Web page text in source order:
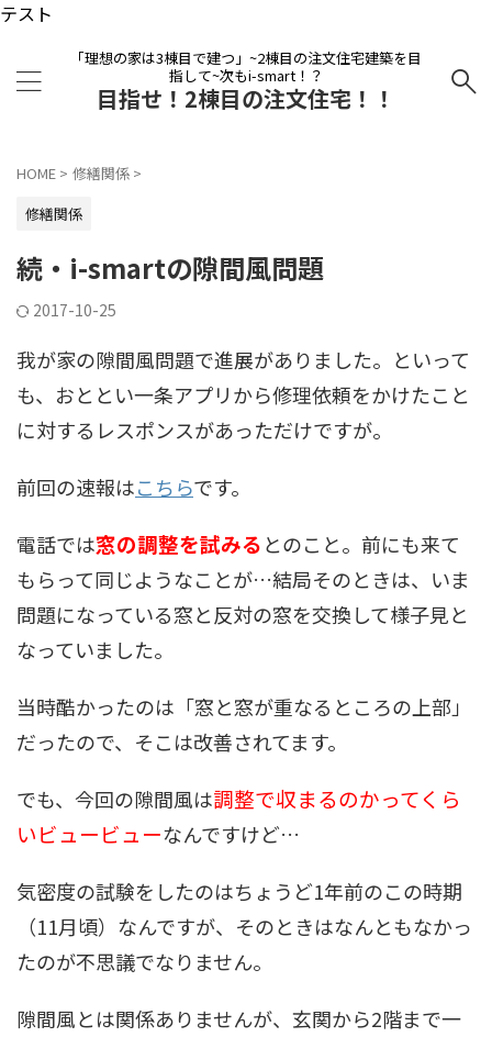
テスト
「理想の家は3棟目で建つ」~2棟目の注文住宅建築を目
指して~次もi-smart！？
目指せ！2棟目の注文住宅！！
HOME > 修繕関係 >
修繕関係
続・i-smartの隙間風問題
2017-10-25
我が家の隙間風問題で進展がありました。といって
も、おととい一条アプリから修理依頼をかけたこと
に対するレスポンスがあっただけですが。
前回の速報はこちらです。
電話では窓の調整を試みるとのこと。前にも来て
もらって同じようなことが…結局そのときは、いま
問題になっている窓と反対の窓を交換して様子見と
なっていました。
当時酷かったのは「窓と窓が重なるところの上部」
だったので、そこは改善されてます。
でも、今回の隙間風は調整で収まるのかってくら
いビュービューなんですけど…
気密度の試験をしたのはちょうど1年前のこの時期
（11月頃）なんですが、そのときはなんともなかっ
たのが不思議でなりません。
隙間風とは関係ありませんが、玄関から2階まで一